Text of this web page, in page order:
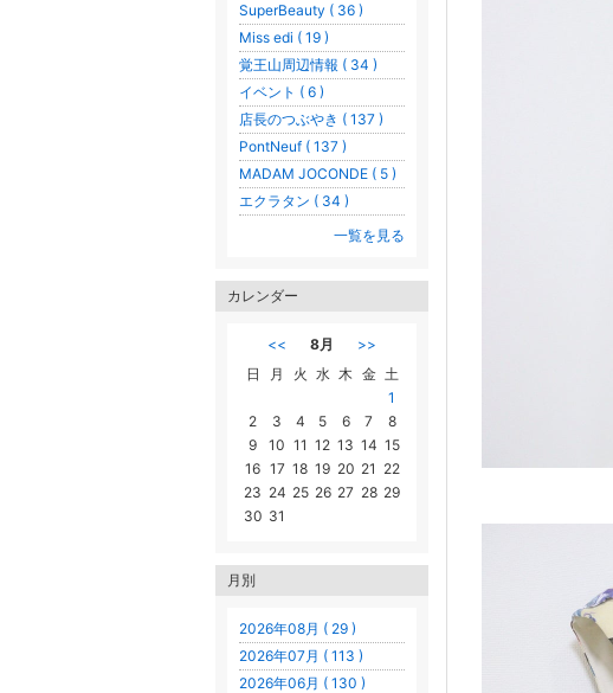
SuperBeauty ( 36 )
Miss edi ( 19 )
覚王山周辺情報 ( 34 )
イベント ( 6 )
店長のつぶやき ( 137 )
PontNeuf ( 137 )
MADAM JOCONDE ( 5 )
エクラタン ( 34 )
一覧を見る
カレンダー
<< 8月
>>
日
月 火 水 木 金 土
1
2
3 4 5 6 7
8
9
10 11 12 13 14 15
16 17 18 19 20 21 22
23 24 25 26 27 28 29
30 31
月別
2026年08月 ( 29 )
2026年07月 ( 113 )
2026年06月 ( 130 )